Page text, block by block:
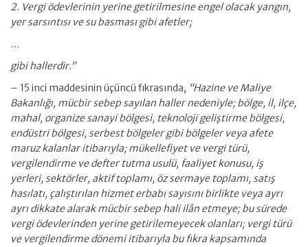
2. Vergi ödevlerinin yerine getirilmesine engel olacak yangın,
yer sarsıntısı ve su basması gibi afetler;
…
gibi hallerdir.”
– 15 inci maddesinin üçüncü fıkrasında, “Hazine ve Maliye
Bakanlığı, mücbir sebep sayılan haller nedeniyle; bölge, il, ilçe,
mahal, organize sanayi bölgesi, teknoloji geliştirme bölgesi,
endüstri bölgesi, serbest bölgeler gibi bölgeler veya afete
maruz kalanlar itibarıyla; mükellefiyet ve vergi türü,
vergilendirme ve defter tutma usulü, faaliyet konusu, iş
yerleri, sektörler, aktif toplamı, öz sermaye toplamı, satış
hasılatı, çalıştırılan hizmet erbabı sayısını birlikte veya ayrı
ayrı dikkate alarak mücbir sebep hali ilân etmeye; bu sürede
vergi ödevlerinden yerine getirilemeyecek olanları; vergi türü
ve vergilendirme dönemi itibarıyla bu fıkra kapsamında